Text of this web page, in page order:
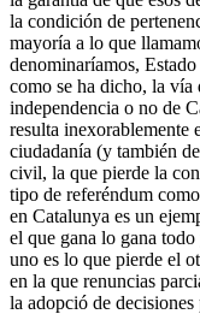
la condición de
mayoría a lo que
denominaríamos,
como se ha dicho, la vía
independencia o no de
resulta inexorablemente
ciudadanía (y también
civil, la que pierde la
tipo de referéndum
en Catalunya es un
el que gana lo gana
uno es lo que pierde el
en la que renuncias
la adopció de